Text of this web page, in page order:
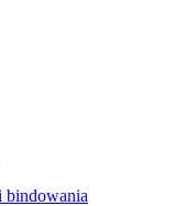
bindowania